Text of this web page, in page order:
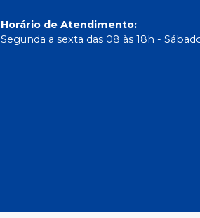
Horário de Atendimento:
Segunda a sexta das 08 às 18h -